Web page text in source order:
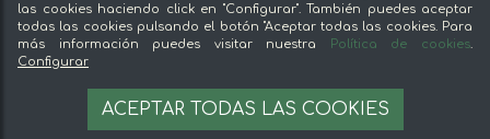
las cookies haciendo click en "Configurar". También puedes aceptar
todas las cookies pulsando el botón "Aceptar todas las cookies. Para
más información puedes visitar nuestra
Política de cookies.
Configurar
ACEPTAR TODAS LAS COOKIES